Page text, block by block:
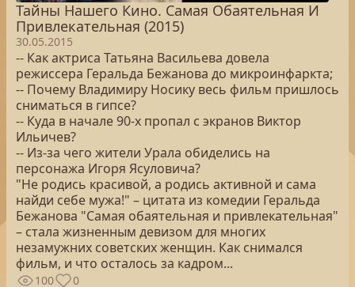
Тайны Нашего Кино. Самая Обаятельная И
Привлекательная (2015)
30.05.2015
-- Как актриса Татьяна Васильева довела
режиссера Геральда Бежанова до микроинфаркта;
-- Почему Владимиру Носику весь фильм пришлось
сниматься в гипсе?
-- Куда в начале 90-х пропал с экранов Виктор
Ильичев?
-- Из-за чего жители Урала обиделись на
персонажа Игоря Ясуловича?
"Не родись красивой, а родись активной и сама
найди себе мужа!" – цитата из комедии Геральда
Бежанова "Самая обаятельная и привлекательная"
– стала жизненным девизом для многих
незамужних советских женщин. Как снимался
фильм, и что осталось за кадром...
100 0